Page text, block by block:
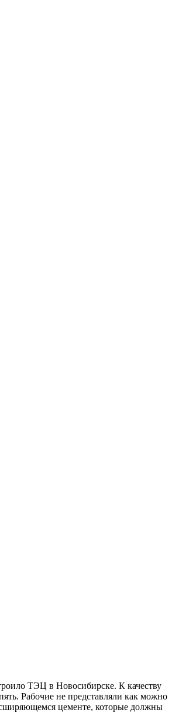
ТЭЦ в Новосибирске. К качеству
Рабочие не представляли как можно
цементе, которые должны